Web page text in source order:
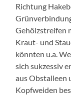
Richtung
Gehölzstreifen
Kraut- und
könnten u.a.
sich sukzessiv
aus Obstalleen
Kopfweiden